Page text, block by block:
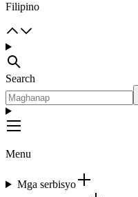
Filipino
Search
Menu
Mga serbisyo